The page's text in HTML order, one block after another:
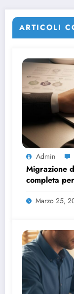
ARTICOLI
Admin
Migrazione
completa
SEO
Marzo 25,